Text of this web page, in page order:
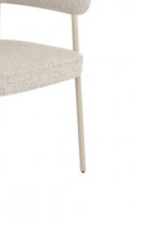
KRZESŁO OBROTOWE
EUPHORIA BEŻOWE
522,84 zł 587,46 zł